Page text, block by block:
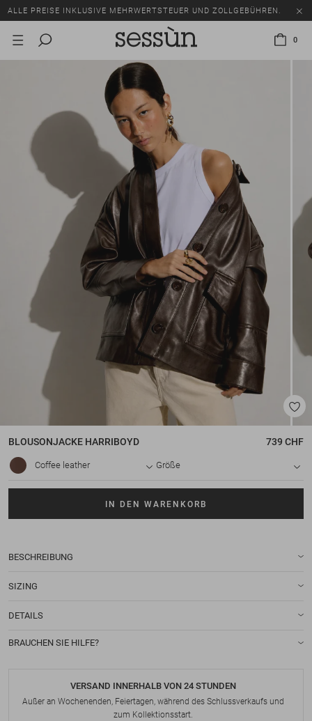
ALLE PREISE INKLUSIVE MEHRWERTSTEUER UND ZOLLGEBÜHREN.
SALE: BIS ZU -50% AUF EINE AUSWAHL AN ARTIKELN.
0
BLOUSONJACKE HARRIBOYD 739 CHF
Coffee leather Größe
IN DEN WARENKORB
BESCHREIBUNG
SIZING
DETAILS
BRAUCHEN SIE HILFE?
VERSAND INNERHALB VON 24 STUNDEN
Außer an Wochenenden, Feiertagen, während des Schlussverkaufs und
zum Kollektionsstart.